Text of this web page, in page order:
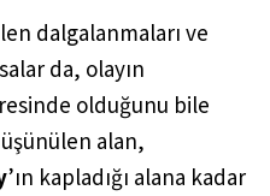
dalgalanmaları ve
da, olayın
olduğunu bile
alan,
’ın kapladığı alana kadar